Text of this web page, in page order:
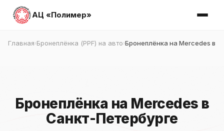
АЦ «Полимер»
Главная›Бронеплёнка (PPF) на авто›Бронеплёнка на Mercedes в
Бронеплёнка на Mercedes в
Санкт-Петербурге